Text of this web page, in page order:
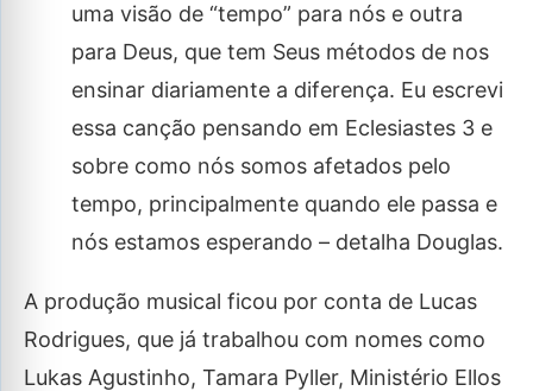
uma visão de “tempo” para nós e outra
para Deus, que tem Seus métodos de nos
ensinar diariamente a diferença. Eu escrevi
essa canção pensando em Eclesiastes 3 e
sobre como nós somos afetados pelo
tempo, principalmente quando ele passa e
nós estamos esperando – detalha Douglas.
A produção musical ficou por conta de Lucas
Rodrigues, que já trabalhou com nomes como
Lukas Agustinho, Tamara Pyller, Ministério Ellos